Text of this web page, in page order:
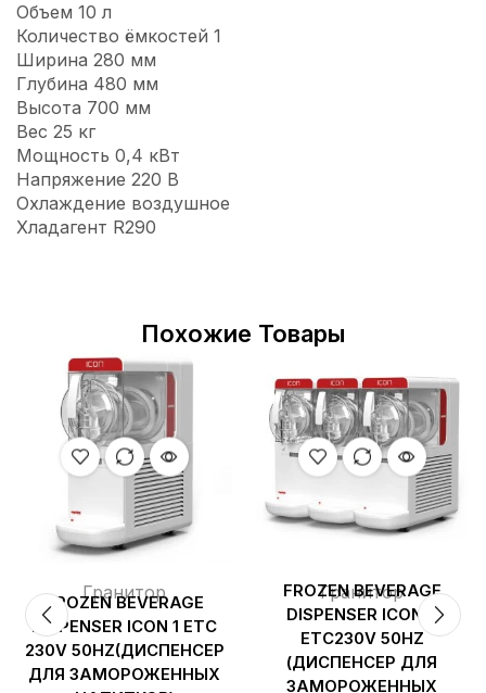
Объем 10 л
Количество ёмкостей 1
Ширина 280 мм
Глубина 480 мм
Высота 700 мм
Вес 25 кг
Мощность 0,4 кВт
Напряжение 220 В
Охлаждение воздушное
Хладагент R290
Похожие Товары
Гранитор
FROZEN BEVERAGE
DISPENSER ICON 1 ETC
230V 50HZ(ДИСПЕНСЕР
ДЛЯ ЗАМОРОЖЕННЫХ
Гранитор
FROZEN BEVERAGE
DISPENSER ICON 3
ETC230V 50HZ
(ДИСПЕНСЕР ДЛЯ
ЗАМОРОЖЕННЫХ